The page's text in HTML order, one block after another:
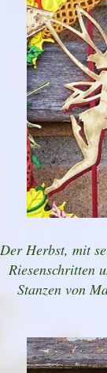
Der Herbst, mit
Riesenschritten
Stanzen von